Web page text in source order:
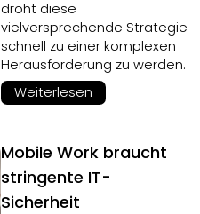
droht diese
vielversprechende Strategie
schnell zu einer komplexen
Herausforderung zu werden.
Weiterlesen
Mobile Work braucht
stringente IT-
Sicherheit